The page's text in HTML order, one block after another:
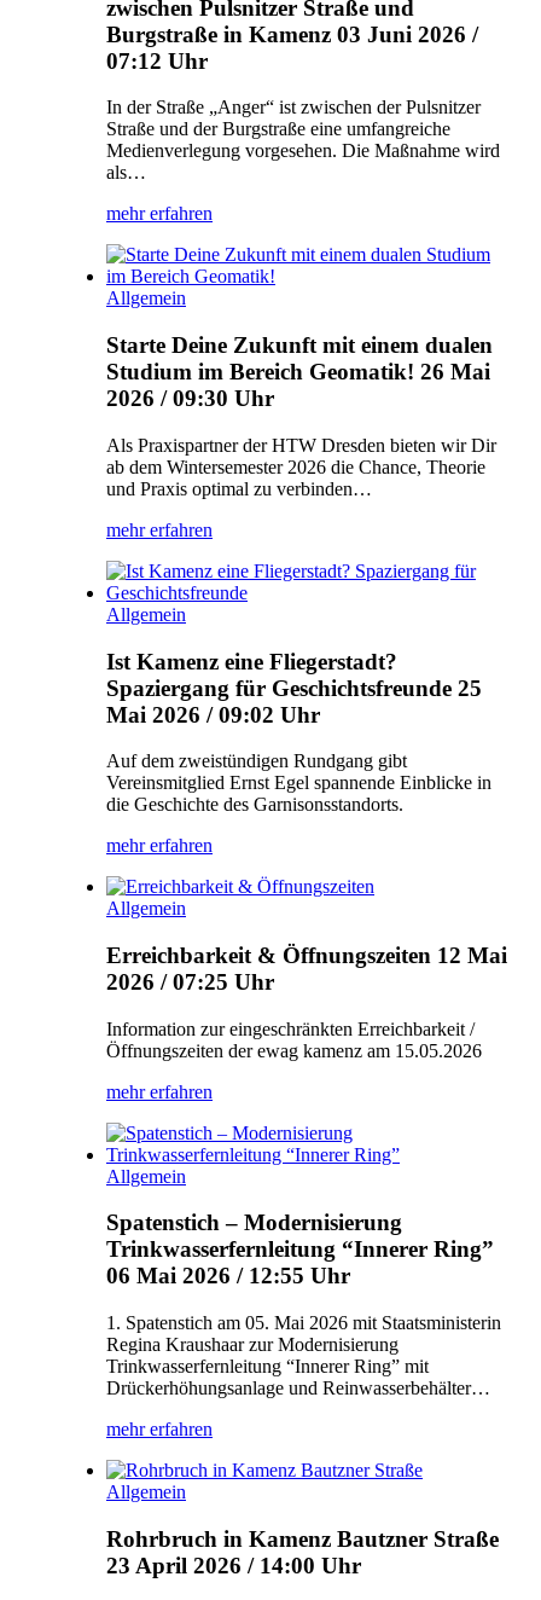
zwischen Pulsnitzer Straße und
Burgstraße in Kamenz 03 Juni 2026 /
07:12 Uhr
In der Straße „Anger“ ist zwischen der Pulsnitzer
Straße und der Burgstraße eine umfangreiche
Medienverlegung vorgesehen. Die Maßnahme wird
als…
mehr erfahren
Allgemein
Starte Deine Zukunft mit einem dualen
Studium im Bereich Geomatik! 26 Mai
2026 / 09:30 Uhr
Als Praxispartner der HTW Dresden bieten wir Dir
ab dem Wintersemester 2026 die Chance, Theorie
und Praxis optimal zu verbinden…
mehr erfahren
Allgemein
Ist Kamenz eine Fliegerstadt?
Spaziergang für Geschichtsfreunde 25
Mai 2026 / 09:02 Uhr
Auf dem zweistündigen Rundgang gibt
Vereinsmitglied Ernst Egel spannende Einblicke in
die Geschichte des Garnisonsstandorts.
mehr erfahren
Allgemein
Erreichbarkeit & Öffnungszeiten 12 Mai
2026 / 07:25 Uhr
Information zur eingeschränkten Erreichbarkeit /
Öffnungszeiten der ewag kamenz am 15.05.2026
mehr erfahren
Allgemein
Spatenstich – Modernisierung
Trinkwasserfernleitung “Innerer Ring”
06 Mai 2026 / 12:55 Uhr
1. Spatenstich am 05. Mai 2026 mit Staatsministerin
Regina Kraushaar zur Modernisierung
Trinkwasserfernleitung “Innerer Ring” mit
Drückerhöhungsanlage und Reinwasserbehälter…
mehr erfahren
Allgemein
Rohrbruch in Kamenz Bautzner Straße
23 April 2026 / 14:00 Uhr